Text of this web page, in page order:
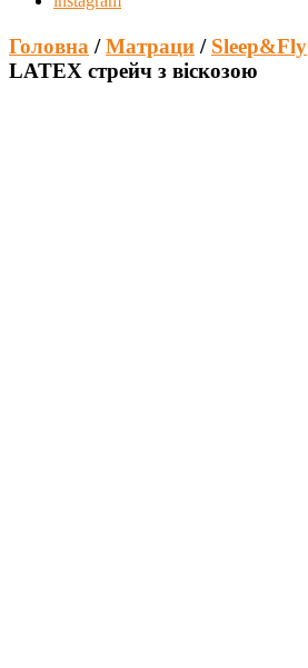
Головна /Матраци / Sleep&Fly
LATEX стрейч з віскозою